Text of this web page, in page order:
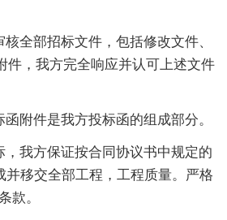
部招标文件，包括修改文件、
件，我方完全响应并认可上述文件
件是我方投标函的组成部分。
我方保证按合同协议书中规定的
并移交全部工程，工程质量。严格
款。